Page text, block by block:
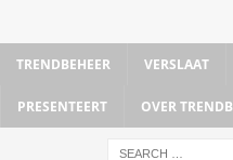
TRENDBEHEER VERSLAAT
PRESENTEERT OVER